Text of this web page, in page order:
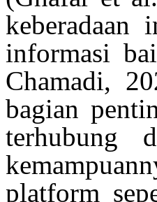
keberadaan
informasi
Chamadi,
bagian
terhubung
platform